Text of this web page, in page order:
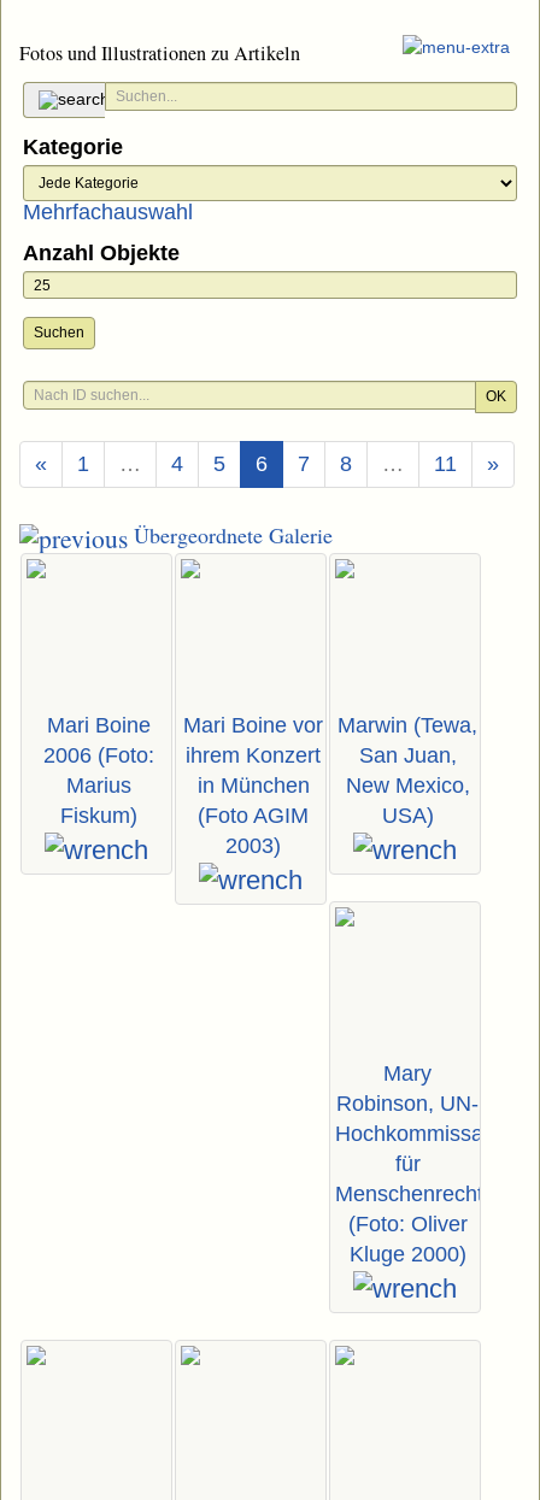
Fotos und Illustrationen zu Artikeln
Kategorie
Mehrfachauswahl
Anzahl Objekte
Suchen
OK
« 1 … 4 5 6(Aktuell)
7 8 … 11 »
Übergeordnete Galerie
Mari Boine
2006 (Foto:
Marius
Fiskum)
Mari Boine vor
ihrem Konzert
in München
(Foto AGIM
2003)
Marwin (Tewa,
San Juan,
New Mexico,
USA)
Mary
Robinson, UN-
Hochkommissarin
für
Menschenrechte
(Foto: Oliver
Kluge 2000)